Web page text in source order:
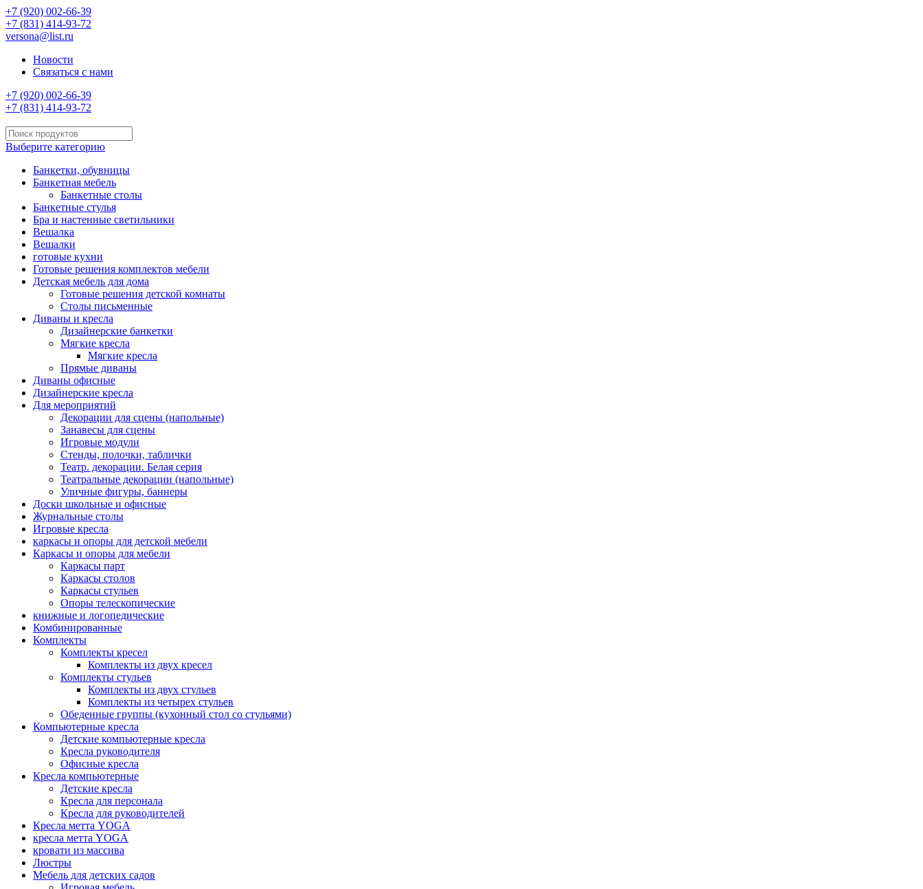
+7 (920) 002-66-39
+7 (831) 414-93-72
versona@list.ru
Новости
Связаться с нами
+7 (920) 002-66-39
+7 (831) 414-93-72
Выберите категорию
Банкетки, обувницы
Банкетная мебель
Банкетные столы
Банкетные стулья
Бра и настенные светильники
Вешалка
Вешалки
готовые кухни
Готовые решения комплектов мебели
Детская мебель для дома
Готовые решения детской комнаты
Столы письменные
Диваны и кресла
Дизайнерские банкетки
Мягкие кресла
Мягкие кресла
Прямые диваны
Диваны офисные
Дизайнерские кресла
Для мероприятий
Декорации для сцены (напольные)
Занавесы для сцены
Игровые модули
Стенды, полочки, таблички
Театр. декорации. Белая серия
Театральные декорации (напольные)
Уличные фигуры, баннеры
Доски школьные и офисные
Журнальные столы
Игровые кресла
каркасы и опоры для детской мебели
Каркасы и опоры для мебели
Каркасы парт
Каркасы столов
Каркасы стульев
Опоры телескопические
книжные и логопедические
Комбинированные
Комплекты
Комплекты кресел
Комплекты из двух кресел
Комплекты стульев
Комплекты из двух стульев
Комплекты из четырех стульев
Обеденные группы (кухонный стол со стульями)
Компьютерные кресла
Детские компьютерные кресла
Кресла руководителя
Офисные кресла
Кресла компьютерные
Детские кресла
Кресла для персонала
Кресла для руководителей
Кресла метта YOGA
кресла метта YOGA
кровати из массива
Люстры
Мебель для детских садов